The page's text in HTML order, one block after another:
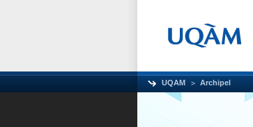
UQAM Archipel